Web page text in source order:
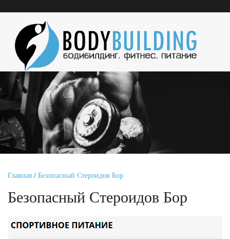
Главная / Безопасный Стероидов Бор
Безопасный Стероидов Бор